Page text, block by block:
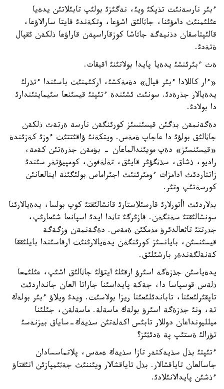
ءبئر نارسةنئث تذپكئ ويئ، نةگئزئ بولئپ تابئلاتئن يدةيا
عئلئمنئث دامؤئنا، جاثالئق اشؤعا، وتكةندئ قايتا سارالاؤعا،
قالئپتاسقان دذنيةگة جاثاشا كوزقاراسپةن قاراؤعا ذلكةن ئقپال
ةتةدئ.
ةث ءبئرئنشئ يدةيا پايدا بولاتئنئ اقيقات.
«ءار كاللادا ءبئر قيال» دةمةكشئ، اركئمنئث باسئندا ءتذرلئ
يدةيالار جذرةدئ. سونئث ئشئندة ءتئپتئ قيسئنعا سئيمايتئندارئ
دا بولادئ.
دةگةنمةن بذگئن قيسئنسئز كورئنگةن نارسة ةرتةث ذلكةن
جاثالئق بولؤئ دا عاجاپ ةمةس. ويتكةنئ ؤاقئتتئث ءوزئ كةزئندة
«قيسئنسئز» دةپ مويئندالماعان - بؤمةن جذرةتئن كةمة،
راديو، ذشاق، سذثگؤئر قايئق، تةلةفون، كومپيؤتةر سئندئ
زاتتاردئث ادامزات ءومئرئنئث اجئراماس بولئگئنة اينالعانئن
كورسةتئپ وتئر.
بذلاردئث اأتورلارئ قارسئلاستارئ قانشالئقتئ كوپ بولسا، يدةيالارئنا
سونشالئقتئ سةنگةن. قازئرگئ تاثدا ايدئ اسپانعا شئعارئپ،
جذرتتئ تاثعالدئرؤ مذمكئن ةمةس. دةگةنمةن وزگةگة
قيسئنسئن، بايانسئز كورئنگةن يدةيالارئنئث ارقاسئندا بايلئققا
كةنةلگةندةر بارشئلئق.
يدةياسئن جذزةگة اسئرؤ ارقئلئ ايتؤلئ جاثالئق اشئپ، عئلئمعا
ذلةس قوسپاسا دا، جةكة پايداسئنا جاراتا العان جانداردئث
تاپقئرلئعئنا، تاباندئلئعئنا ريزا بولاسئث. ويدئ ويلاؤ ءبئر بولةك
تة، ونئ جذزةگة اسئرؤ بولةك ماسةلة. ماسةلةن، جئلئنا
ميلليونداعان دوللار تابئس اكةلةتئن سذيةك-ساياق بيزنةسئ
تؤرالئ ةستئپ پة ةدئثئز؟
ءتئپتئ بذل سذيةكتةر تازا سذيةك ةمةس، پلاتماسسادان
جاسالعان تاياقشالار. بذل تاياقشالار ويئننئث جةثئمپازئن انئقتاؤ
ءذشئن پايدالانئلادئ.